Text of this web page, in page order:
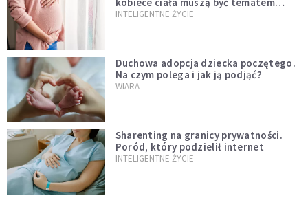
tabu?
INTELIGENTNE ŻYCIE
Duchowa adopcja dziecka poczętego.
Na czym polega i jak ją podjąć?
WIARA
Sharenting na granicy prywatności.
Poród, który podzielił internet
INTELIGENTNE ŻYCIE